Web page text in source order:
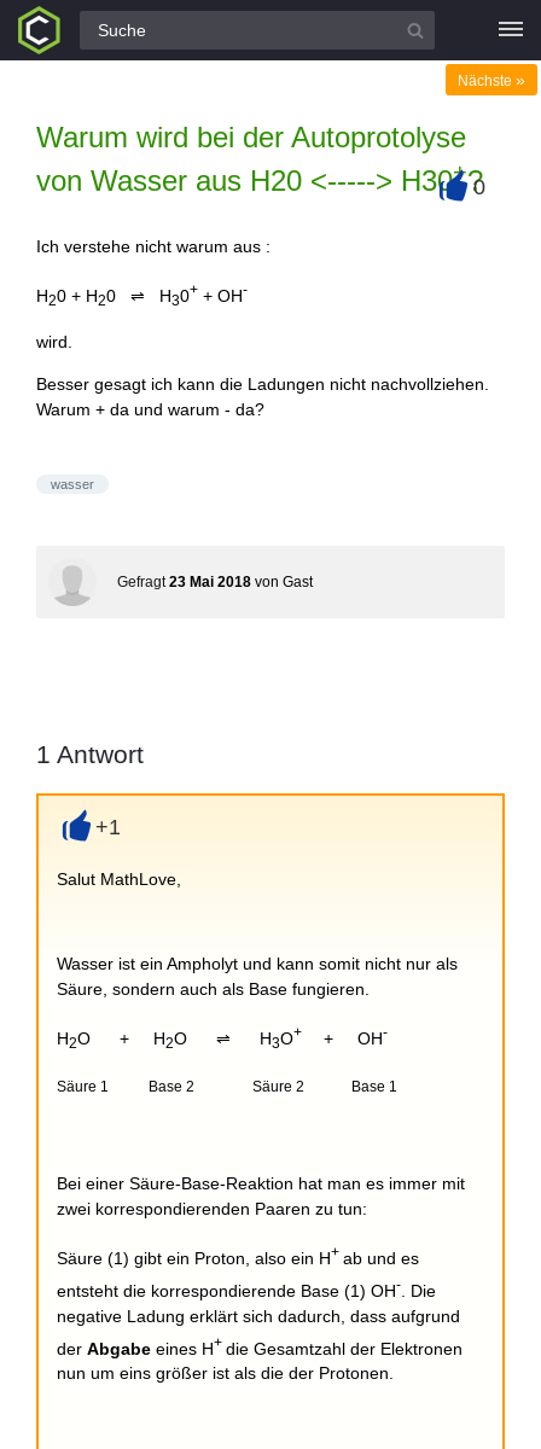
Alle Fragen
Warum wird bei der Autoprotolyse
von Wasser aus H20 <-----> H30+?
Nächste »
0
Ich verstehe nicht warum aus :
H20 + H20 ⇌ H30+ + OH-
wird.
Besser gesagt ich kann die Ladungen nicht nachvollziehen.
Warum + da und warum - da?
wasser
Gefragt 23 Mai 2018 von Gast
1 Antwort
+
+1
Salut MathLove,
Wasser ist ein Ampholyt und kann somit nicht nur als
Säure, sondern auch als Base fungieren.
H2O + H2O ⇌ H3O+ + OH-
Säure 1 Base 2 Säure 2 Base 1
Bei einer Säure-Base-Reaktion hat man es immer mit
zwei korrespondierenden Paaren zu tun:
Säure (1) gibt ein Proton, also ein H+ ab und es
entsteht die korrespondierende Base (1) OH-
. Die
negative Ladung erklärt sich dadurch, dass aufgrund
der Abgabe eines H+ die Gesamtzahl der Elektronen
nun um eins größer ist als die der Protonen.